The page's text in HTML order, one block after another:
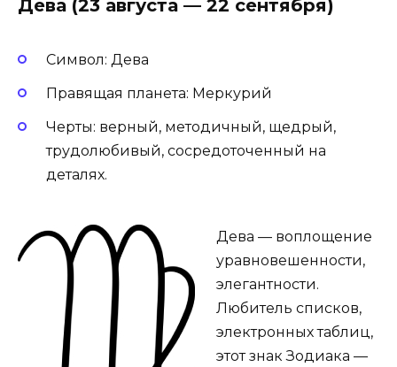
Дева (23 августа — 22 сентября)
Символ: Дева
Правящая планета: Меркурий
Черты: верный, методичный, щедрый,
трудолюбивый, сосредоточенный на
деталях.
Дева — воплощение
уравновешенности,
элегантности.
Любитель списков,
электронных таблиц,
этот знак Зодиака —